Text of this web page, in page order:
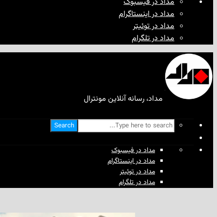
مداد در اینستاگرام
مداد در توئیتر
مداد در تلگرام
مداد، رسانه آنلاین مونترال
Search
مداد در فیسبوک
مداد در اینستاگرام
مداد در توئیتر
مداد در تلگرام